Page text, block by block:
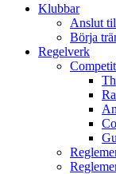
Klubbar
Anslut
Börja
Regelverk